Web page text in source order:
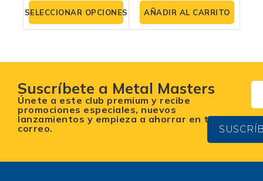
de
5
SELECCIONAR OPCIONES
de
5
AÑADIR AL CARRITO
Suscríbete a Metal Masters
Únete a este club premium y recibe
promociones especiales, nuevos
lanzamientos y empieza a ahorrar en tu
correo.